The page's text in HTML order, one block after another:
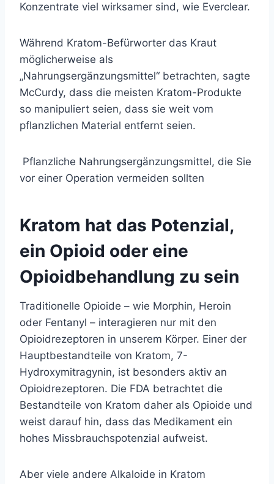
Konzentrate viel wirksamer sind, wie Everclear.
Während Kratom-Befürworter das Kraut
möglicherweise als
„Nahrungsergänzungsmittel“ betrachten, sagte
McCurdy, dass die meisten Kratom-Produkte
so manipuliert seien, dass sie weit vom
pflanzlichen Material entfernt seien.
Pflanzliche Nahrungsergänzungsmittel, die Sie
vor einer Operation vermeiden sollten
Kratom hat das Potenzial,
ein Opioid oder eine
Opioidbehandlung zu sein
Traditionelle Opioide – wie Morphin, Heroin
oder Fentanyl – interagieren nur mit den
Opioidrezeptoren in unserem Körper. Einer der
Hauptbestandteile von Kratom, 7-
Hydroxymitragynin, ist besonders aktiv an
Opioidrezeptoren. Die FDA betrachtet die
Bestandteile von Kratom daher als Opioide und
weist darauf hin, dass das Medikament ein
hohes Missbrauchspotenzial aufweist.
Aber viele andere Alkaloide in Kratom